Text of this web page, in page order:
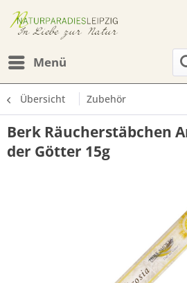
Menü
Übersicht Zubehör
Berk Räucherstäbchen
der Götter 15g